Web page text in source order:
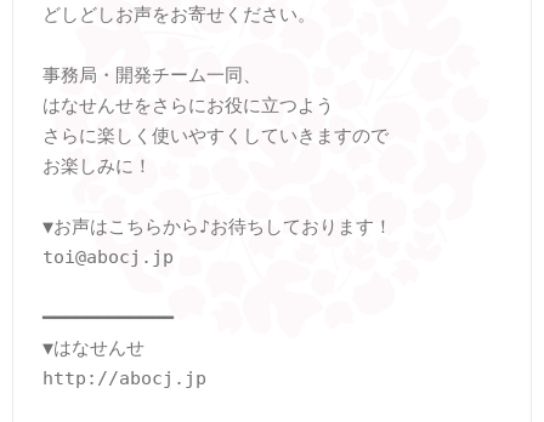
どしどしお声をお寄せください。
事務局・開発チーム一同、
はなせんせをさらにお役に立つよう
さらに楽しく使いやすくしていきますので
お楽しみに！
▼お声はこちらから♪お待ちしております！
toi@abocj.jp
━━━━━━━━━━━━
▼はなせんせ
http://abocj.jp